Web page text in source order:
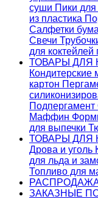
суши Пики для
из пластика
Салфетки
Свечи
для
ТОВАРЫ ДЛЯ
Кондитерские
картон
Подпергамент
Маффин
для выпечки
ТОВАРЫ ДЛЯ
Дрова и уголь
для льда и
Топливо для
ЗАКАЗНЫЕ